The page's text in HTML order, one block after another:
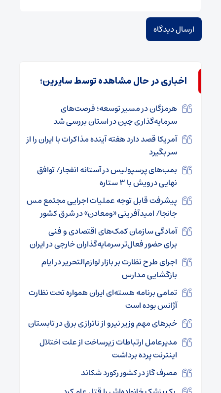
اخباری در حال مشاهده توسط سایرین؛
هرمزگان در مسیر توسعه؛ فرصت‌های
سرمایه‌گذاری چین در استان بررسی شد
آمریکا قصد دارد هفته آینده مذاکرات با ایران را از
سر بگیرد
بمب‌های پرسپولیس در آستانه انفجار/ توافق
نهایی درویش با ۳ ستاره
پیشرفت قابل توجه عملیات اجرایی مجتمع مس
جانجا/ امیدآفرینی «ومعادن» در شرق کشور
آمادگی سازمان کمک‌های اقتصادی و فنی
برای حضور فعال‌تر سرمایه‌گذاران خارجی در ایران
اجرای طرح نظارت بر بازار لوازم‌التحریر در ایام
بازگشایی مدارس
تمامی برنامه هسته‌ای ایران همواره تحت نظارت
آژانس بوده است
خبرهای مهم وزیر نیرو از ناترازی برق در تابستان
مدیرعامل ارتباطات زیرساخت از علت اختلال
اینترنت پرده برداشت
مصرف گاز در کشور رکورد شکاند